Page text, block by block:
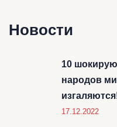
Новости
10
народов
17.12.2022